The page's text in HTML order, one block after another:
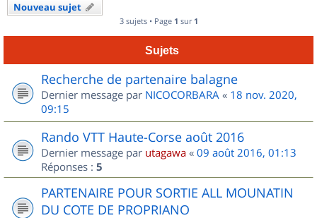
Nouveau sujet
3 sujets • Page 1 sur 1
Sujets
Recherche de partenaire balagne
Dernier message par NICOCORBARA « 18 nov. 2020,
09:15
Rando VTT Haute-Corse août 2016
Dernier message par utagawa « 09 août 2016, 01:13
Réponses : 5
PARTENAIRE POUR SORTIE ALL MOUNATIN
DU COTE DE PROPRIANO